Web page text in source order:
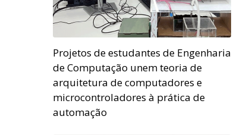
Projetos de estudantes de Engenharia
de Computação unem teoria de
arquitetura de computadores e
microcontroladores à prática de
automação